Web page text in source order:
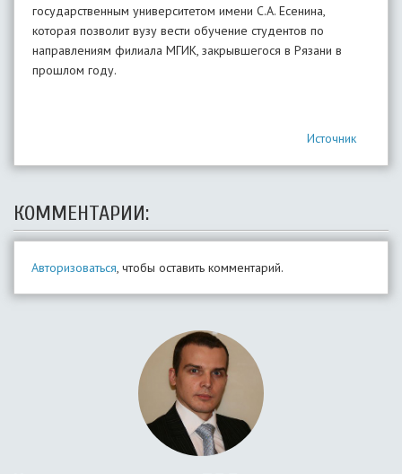
государственным университетом имени С.А. Есенина,
которая позволит вузу вести обучение студентов по
направлениям филиала МГИК, закрывшегося в Рязани в
прошлом году.
Источник
КОММЕНТАРИИ:
Авторизоваться, чтобы оставить комментарий.